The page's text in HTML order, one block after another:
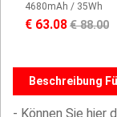
4680mAh / 35Wh
€ 63.08€ 88.00
Beschreibung
- Können Sie hier